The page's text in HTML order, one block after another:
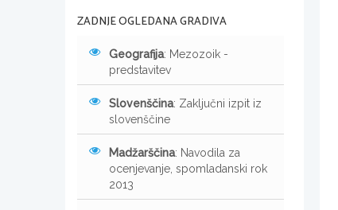
ZADNJE OGLEDANA GRADIVA
Geografija: Mezozoik -
predstavitev
Slovenščina: Zaključni izpit iz
slovenščine
Madžarščina: Navodila za
ocenjevanje, spomladanski rok
2013